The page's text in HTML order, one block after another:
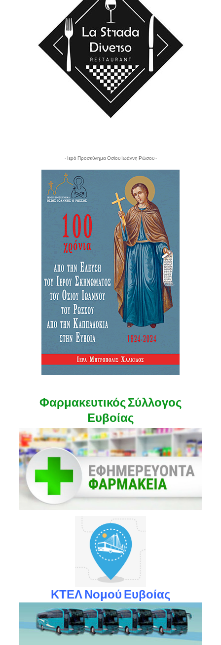
- Ιερό Προσκύνημα Οσίου Ιωάννη Ρώσου -
Φαρμακευτικός Σύλλογος
Ευβοίας
ΚΤΕΛ Νομού Ευβοίας